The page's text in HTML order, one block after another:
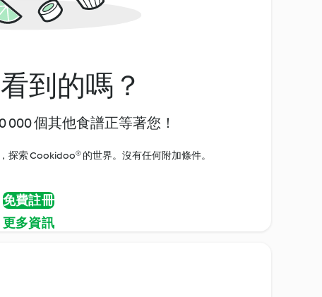
到的嗎？
000 個其他食譜正等著您！
探索 Cookidoo® 的世界。沒有任何附加條件。
免費註冊
更多資訊